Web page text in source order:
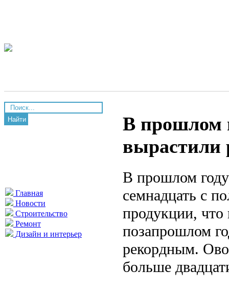
Найти
Главная
Новости
Строительство
Ремонт
Дизайн и интерьер
В прошлом
вырастили
В прошлом году
семнадцать с
продукции, что
позапрошлом
рекордным.
больше